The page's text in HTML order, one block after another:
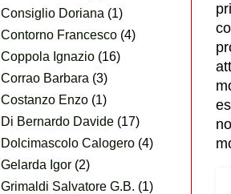
Consiglio Doriana (1)
Contorno Francesco (4)
Coppola Ignazio (16)
Corrao Barbara (3)
Costanzo Enzo (1)
Di Bernardo Davide (17)
Dolcimascolo Calogero (4)
Gelarda Igor (2)
Grimaldi Salvatore G.B. (1)